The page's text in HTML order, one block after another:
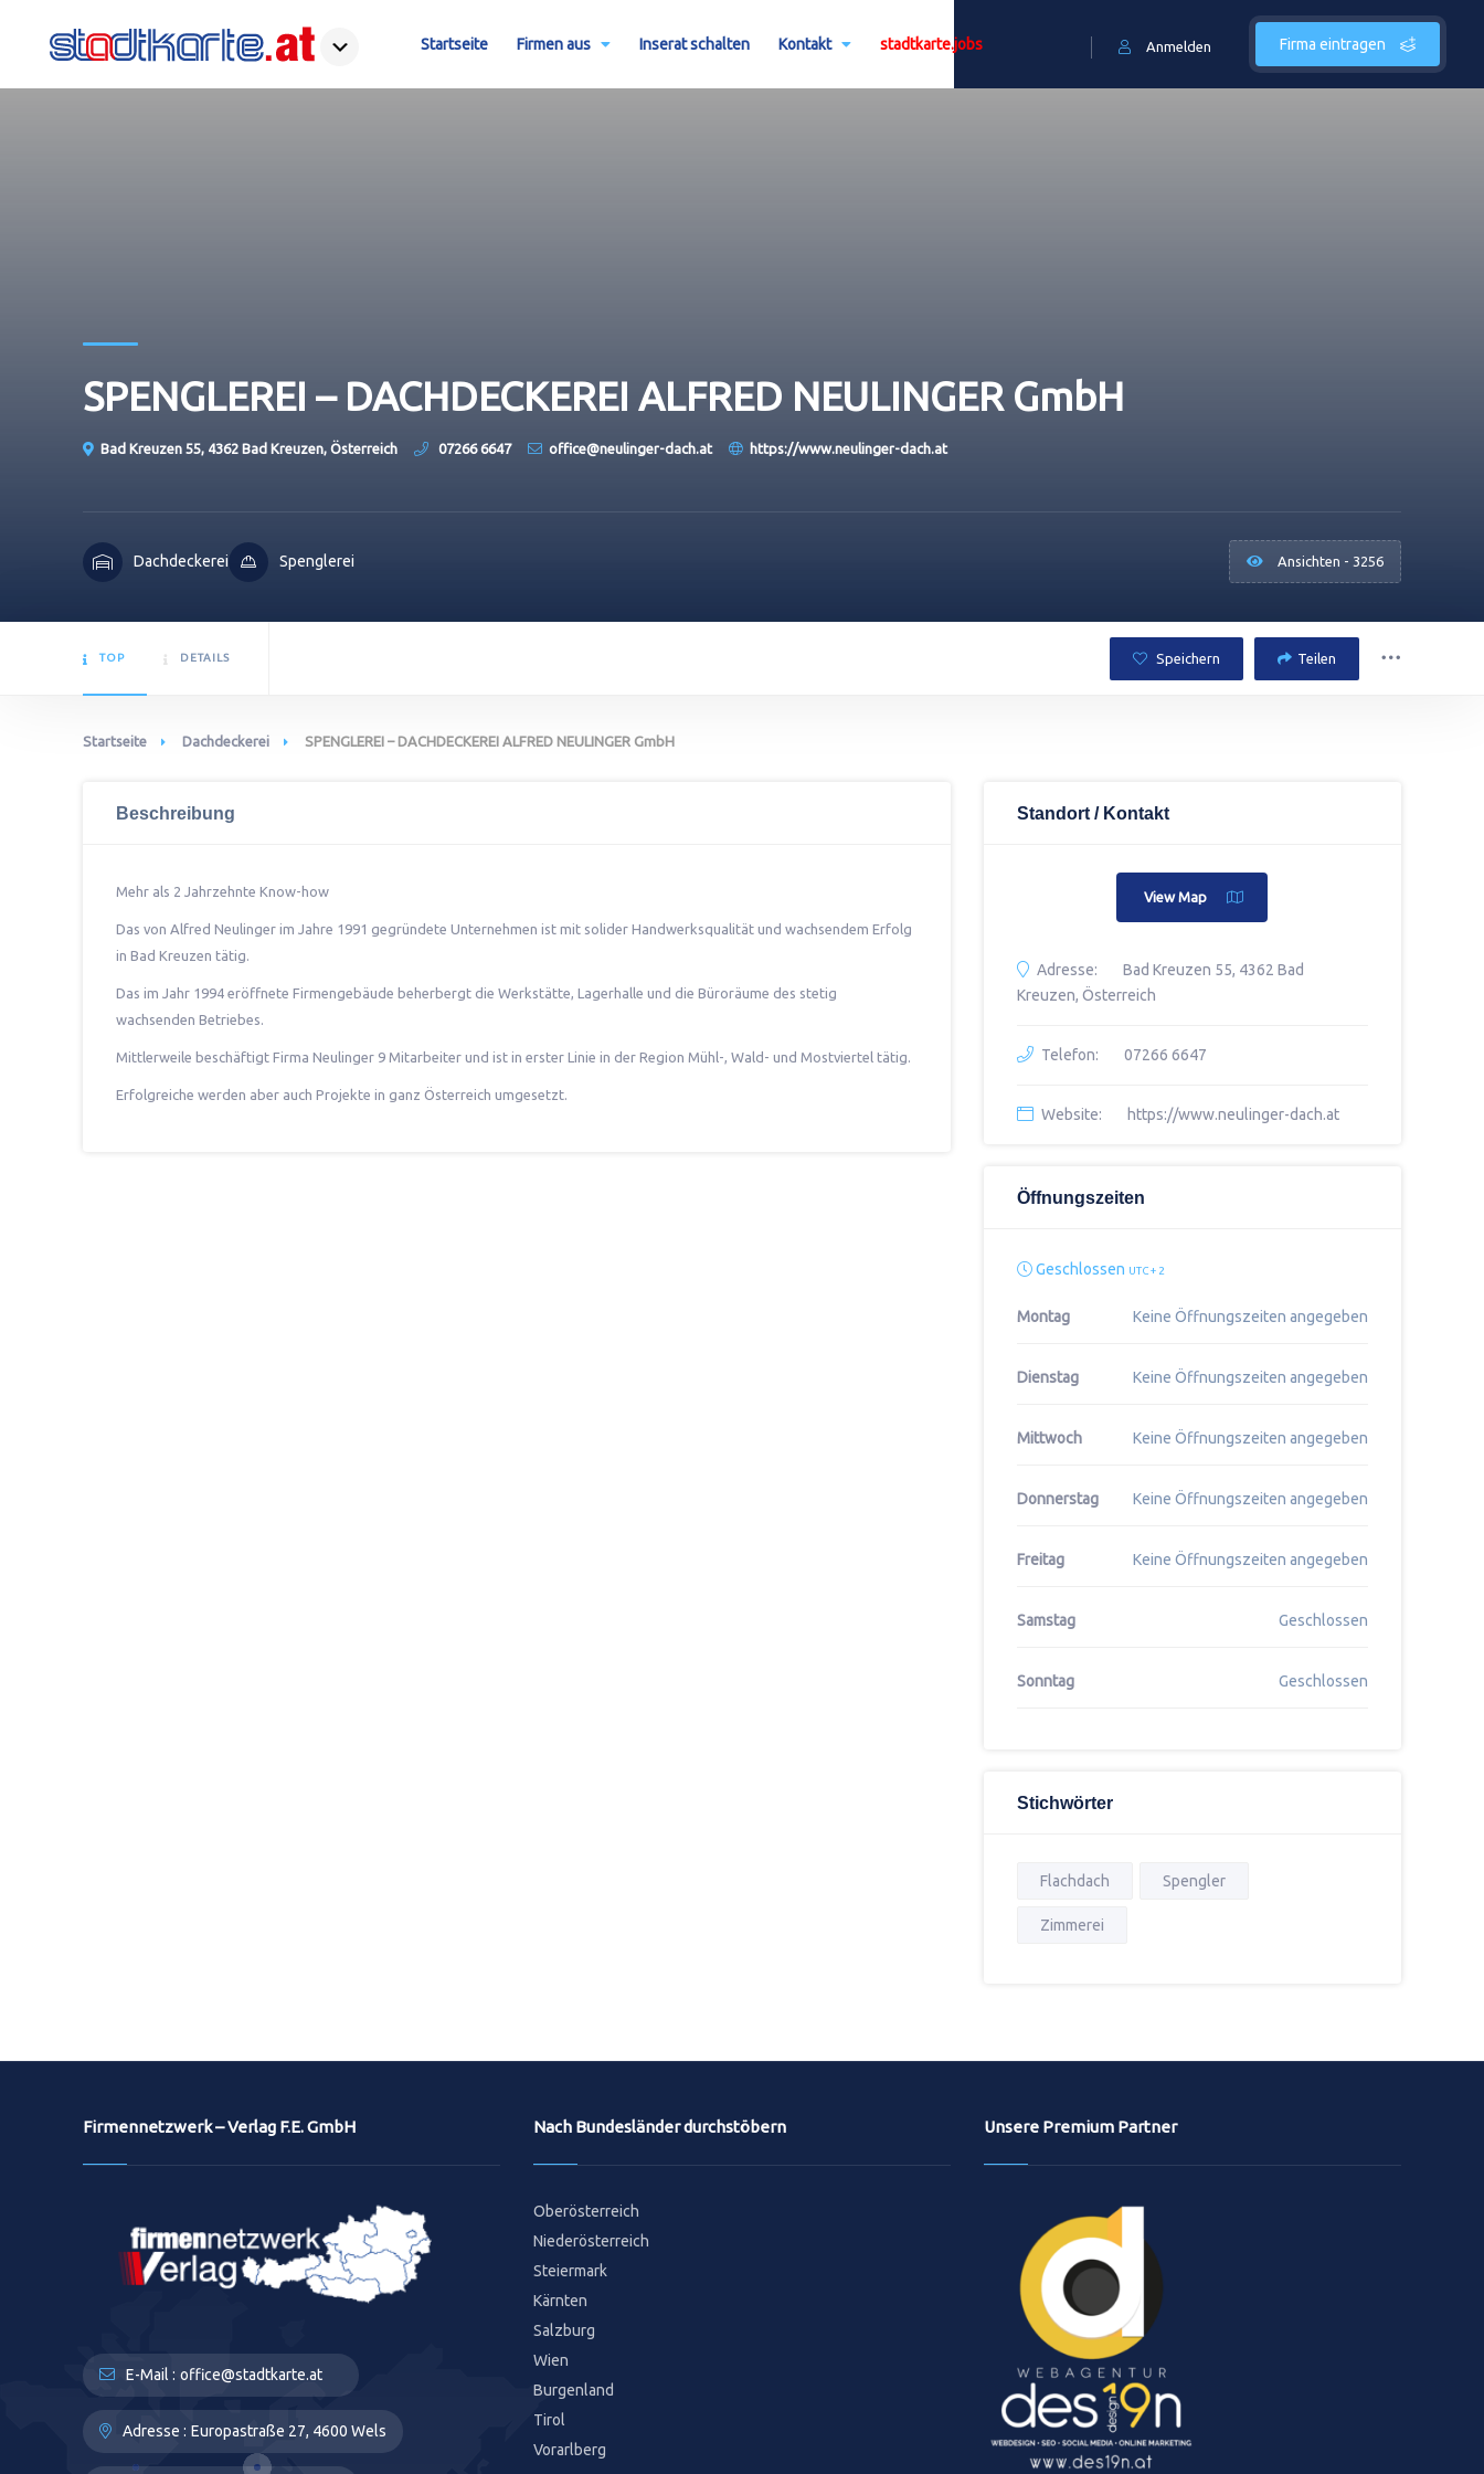
Firma eintragen
Anmelden
Startseite Firmen aus Inserat schalten Kontakt stadtkarte.jobs
SPENGLEREI – DACHDECKEREI ALFRED NEULINGER GmbH
Bad Kreuzen 55, 4362 Bad Kreuzen, Österreich 07266 6647 office@neulinger-dach.at https://www.neulinger-dach.at
Dachdeckerei Spenglerei Ansichten - 3256
TOP DETAILS Speichern Teilen
Startseite Dachdeckerei SPENGLEREI – DACHDECKEREI ALFRED NEULINGER GmbH
Beschreibung
Mehr als 2 Jahrzehnte Know-how
Das von Alfred Neulinger im Jahre 1991 gegründete Unternehmen ist mit solider Handwerksqualität und wachsendem Erfolg
in Bad Kreuzen tätig.
Das im Jahr 1994 eröffnete Firmengebäude beherbergt die Werkstätte, Lagerhalle und die Büroräume des stetig
wachsenden Betriebes.
Mittlerweile beschäftigt Firma Neulinger 9 Mitarbeiter und ist in erster Linie in der Region Mühl-, Wald- und Mostviertel tätig.
Erfolgreiche werden aber auch Projekte in ganz Österreich umgesetzt.
Standort / Kontakt
View Map
Adresse:
Bad Kreuzen 55, 4362 Bad
Kreuzen, Österreich
Telefon: 07266 6647
Website: https://www.neulinger-dach.at
Öffnungszeiten
Geschlossen UTC + 2
Montag Keine Öffnungszeiten angegeben
Dienstag Keine Öffnungszeiten angegeben
Mittwoch Keine Öffnungszeiten angegeben
Donnerstag Keine Öffnungszeiten angegeben
Freitag Keine Öffnungszeiten angegeben
Samstag Geschlossen
Sonntag Geschlossen
Stichwörter
Flachdach Spengler
Zimmerei
Firmennetzwerk – Verlag F.E. GmbH
E-Mail : office@stadtkarte.at
Adresse : Europastraße 27, 4600 Wels
Nach Bundesländer durchstöbern
Oberösterreich
Niederösterreich
Steiermark
Kärnten
Salzburg
Wien
Burgenland
Tirol
Vorarlberg
Unsere Premium Partner